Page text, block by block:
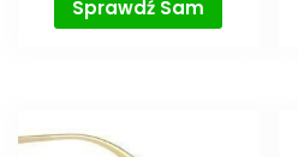
Sprawdź Sam